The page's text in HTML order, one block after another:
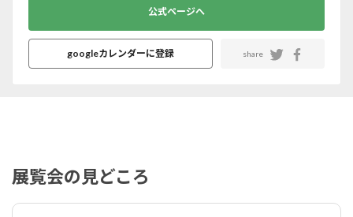
公式ページへ
googleカレンダーに登録 share
展覧会の見どころ